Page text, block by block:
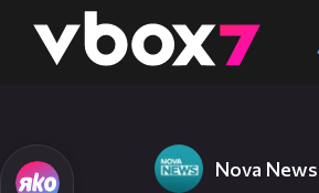
👾
Nova News